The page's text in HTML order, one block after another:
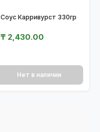
Соус Карривурст 330гр
₸ 2,430.00
Нет в наличии